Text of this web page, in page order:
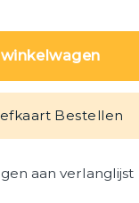
Bestellen
aan verlanglijst